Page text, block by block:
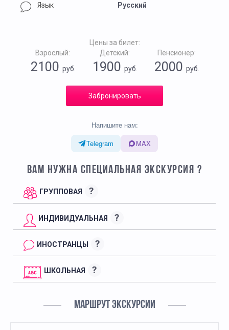
Язык Русский
Цены за билет:
Взрослый:
2100 руб.
Детский:
1900 руб.
Пенсионер:
2000руб.
Забронировать
Напишите нам:
Telegram
MAX
ВАМ НУЖНА СПЕЦИАЛЬНАЯ ЭКСКУРСИЯ ?
ГРУППОВАЯ ?
ИНДИВИДУАЛЬНАЯ ?
ИНОСТРАНЦЫ ?
ШКОЛЬНАЯ ?
МАРШРУТ ЭКСКУРСИИ